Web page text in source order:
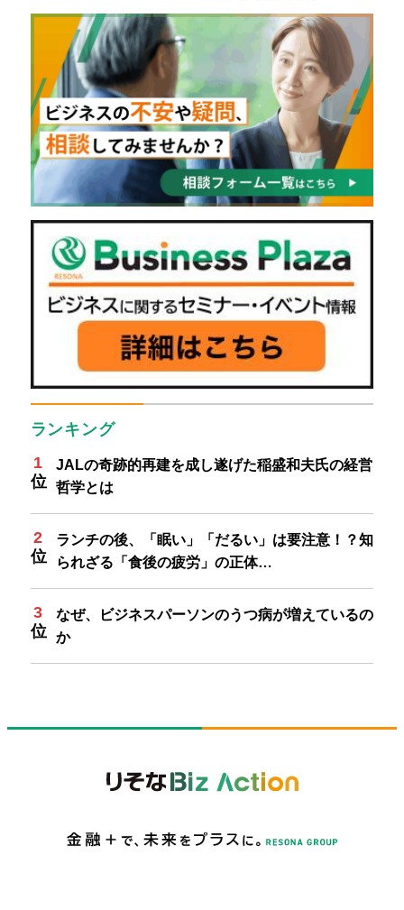
ランキング
JALの奇跡的再建を成し遂げた稲盛和夫氏の経営
哲学とは
ランチの後、「眠い」「だるい」は要注意！？知
られざる「食後の疲労」の正体…
なぜ、ビジネスパーソンのうつ病が増えているの
か